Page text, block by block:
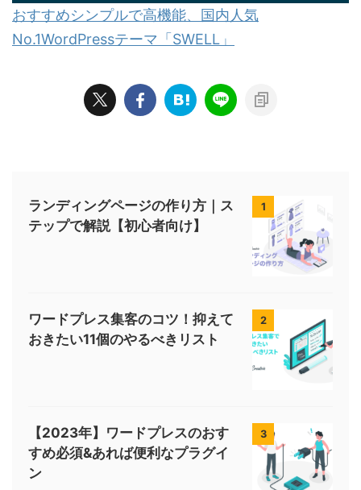
おすすめシンプルで高機能、国内人気
No.1WordPressテーマ「SWELL」
1
ランディングページの作り方｜ス
テップで解説【初心者向け】
2
ワードプレス集客のコツ！抑えて
おきたい11個のやるべきリスト
3
【2023年】ワードプレスのおす
すめ必須&あれば便利なプラグイ
ン